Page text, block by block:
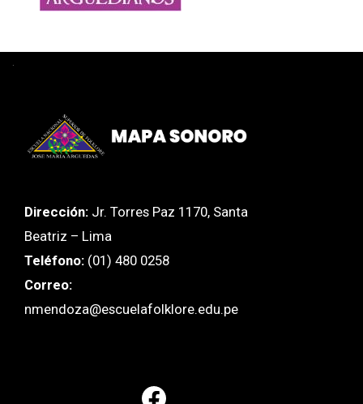
.
Dirección: Jr. Torres Paz 1170, Santa
Beatriz – Lima
Teléfono: (01) 480 0258
Correo:
nmendoza@escuelafolklore.edu.pe